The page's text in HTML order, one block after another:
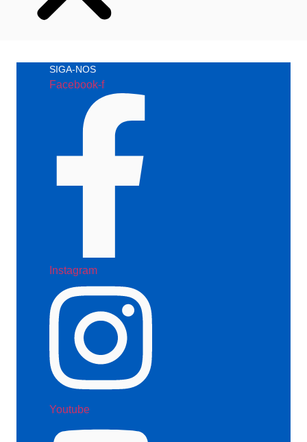
SIGA-NOS
Facebook-f
Instagram
Youtube